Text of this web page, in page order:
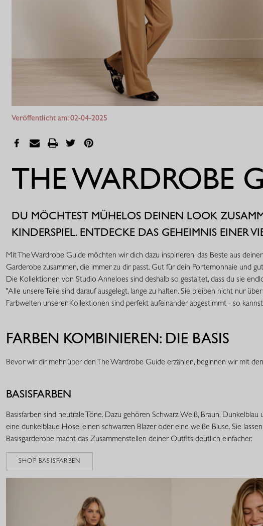
Veröffentlicht am: 02-04-2025
THE WARDROBE
DU MÖCHTEST MÜHELOS DEINEN LOOK
KINDERSPIEL. ENTDECKE DAS GEHEIMNIS EINER
Mit The Wardrobe Guide möchten wir dich dazu inspirieren, das Beste aus
Garderobe zusammen, die immer zu dir passt. Gut für dein Portemonnaie und
Die Kollektionen von Studio Anneloes sind deshalb so gestaltet, dass du sie
"Alle unsere Teile sind darauf ausgelegt, lange zu halten. Sie bleiben nicht nur
Farbwelten unserer Kollektionen sind perfekt aufeinander abgestimmt - so
FARBEN KOMBINIEREN: DIE BASIS
Bevor wir dir mehr über den The Wardrobe Guide erzählen, beginnen wir mit
BASISFARBEN
Basisfarben sind neutrale Töne. Dazu gehören Schwarz, Weiß, Braun,
eine dunkelblaue Hose, einen schwarzen Blazer oder eine weiße Bluse. Sie
Basisgarderobe macht das Zusammenstellen deiner Outfits deutlich einfacher.
SHOP BASISFARBEN